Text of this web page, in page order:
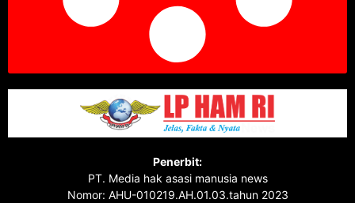
Penerbit:
PT. Media hak asasi manusia news
Nomor: AHU-010219.AH.01.03.tahun 2023